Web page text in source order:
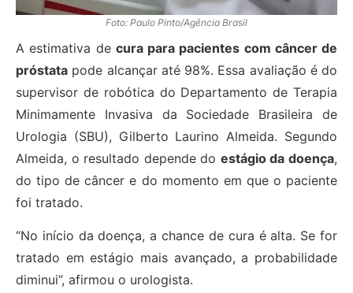
Foto: Paulo Pinto/Agência Brasil
A estimativa de cura para pacientes com câncer de
próstata pode alcançar até 98%. Essa avaliação é do
supervisor de robótica do Departamento de Terapia
Minimamente Invasiva da Sociedade Brasileira de
Urologia (SBU), Gilberto Laurino Almeida. Segundo
Almeida, o resultado depende do estágio da doença,
do tipo de câncer e do momento em que o paciente
foi tratado.
“No início da doença, a chance de cura é alta. Se for
tratado em estágio mais avançado, a probabilidade
diminui”, afirmou o urologista.